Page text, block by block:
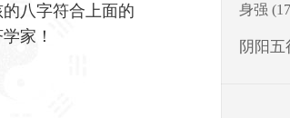
八字符合上面的
家！
身强
阴阳五